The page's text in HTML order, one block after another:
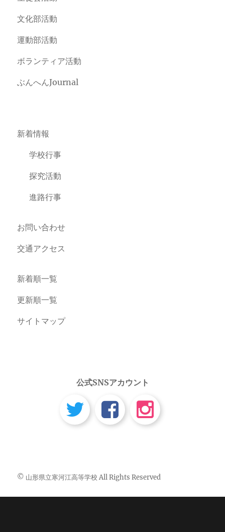
文化部活動
運動部活動
ボランティア活動
ぶんへんJournal
新着情報
学校行事
探究活動
進路行事
お問い合わせ
交通アクセス
新着順一覧
更新順一覧
サイトマップ
公式SNSアカウント
© 山形県立寒河江高等学校 All Rights Reserved